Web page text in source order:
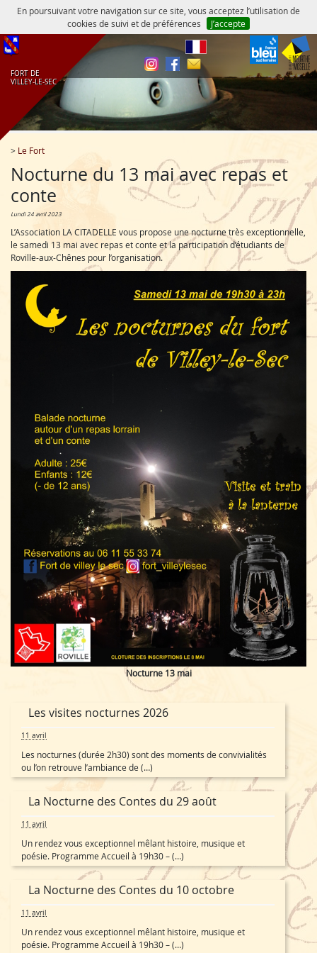
En poursuivant votre navigation sur ce site, vous acceptez l’utilisation de
cookies de suivi et de préférences
J’accepte
FORT DE
VILLEY‑LE‑SEC
> Le Fort
Nocturne du 13 mai avec repas et
conte
lundi 24 avril 2023
L’Association LA CITADELLE vous propose une nocturne très exceptionnelle,
le samedi 13 mai avec repas et conte et la participation d’étudiants de
Roville-aux-Chênes pour l’organisation.
Nocturne 13 mai
Les visites nocturnes 2026
11 avril
Les nocturnes (durée 2h30) sont des moments de convivialités
ou l’on retrouve l’ambiance de (…)
La Nocturne des Contes du 29 août
11 avril
Un rendez vous exceptionnel mêlant histoire, musique et
poésie. Programme Accueil à 19h30 – (…)
La Nocturne des Contes du 10 octobre
11 avril
Un rendez vous exceptionnel mêlant histoire, musique et
poésie. Programme Accueil à 19h30 – (…)